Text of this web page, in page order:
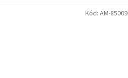
Kód: AM-85009